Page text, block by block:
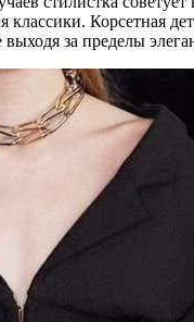
классики. Корсетная
за пределы